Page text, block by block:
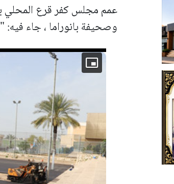
عمم مجلس كفر قرع المحلي
وصحيفة بانوراما ، جاء فيه: